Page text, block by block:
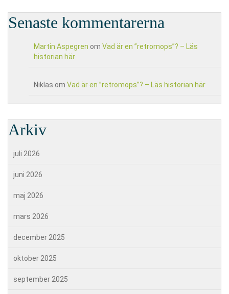
Senaste kommentarerna
Martin Aspegren om Vad är en ”retromops”? – Läs
historian här
Niklas om Vad är en ”retromops”? – Läs historian här
Arkiv
juli 2026
juni 2026
maj 2026
mars 2026
december 2025
oktober 2025
september 2025